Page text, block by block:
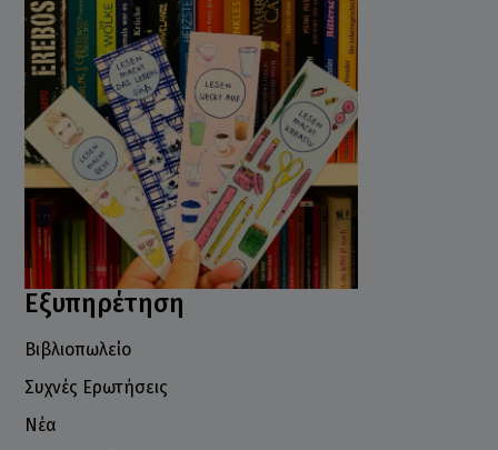
Εξυπηρέτηση
Βιβλιοπωλείο
Συχνές Ερωτήσεις
Νέα